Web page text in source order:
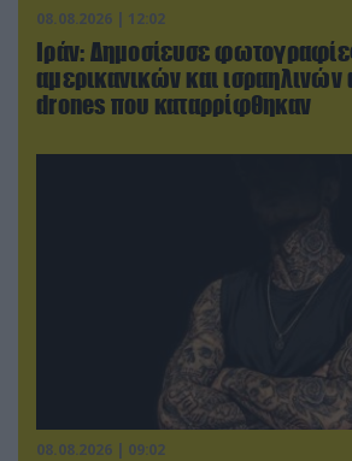
08.08.2026 | 12:02
Ιράν: Δημοσίευσε
αμερικανικών και
drones που καταρρίφθηκαν
08.08.2026 | 09:02